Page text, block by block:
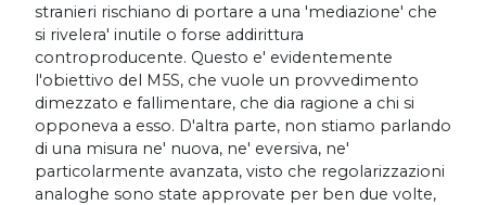
stranieri rischiano di portare a una 'mediazione' che
si rivelera' inutile o forse addirittura
controproducente. Questo e' evidentemente
l'obiettivo del M5S, che vuole un provvedimento
dimezzato e fallimentare, che dia ragione a chi si
opponeva a esso. D'altra parte, non stiamo parlando
di una misura ne' nuova, ne' eversiva, ne'
particolarmente avanzata, visto che regolarizzazioni
analoghe sono state approvate per ben due volte,